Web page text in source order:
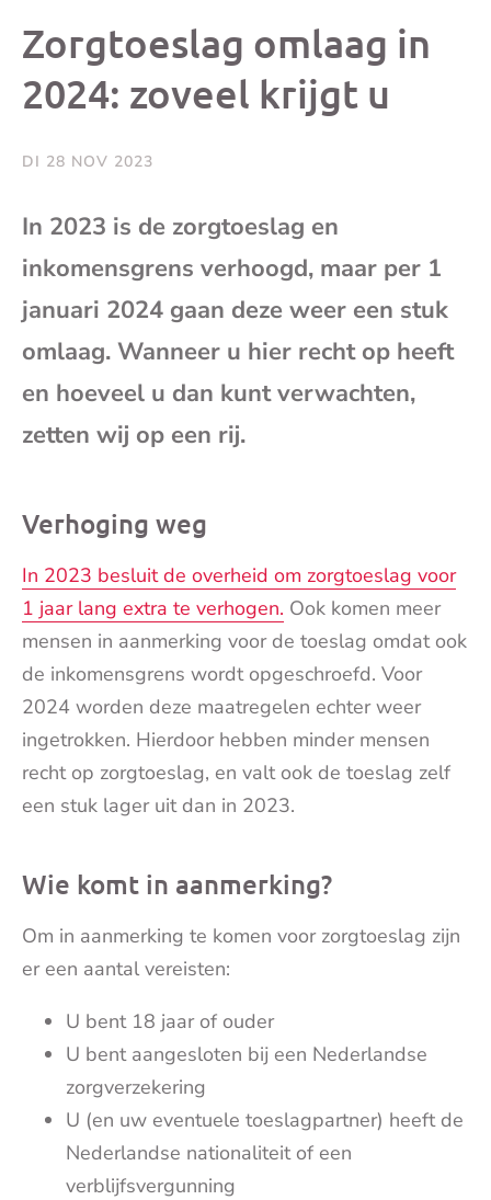
bericht
Zorgtoeslag omlaag in
2024: zoveel krijgt u
DI 28 NOV 2023
In 2023 is de zorgtoeslag en
inkomensgrens verhoogd, maar per 1
januari 2024 gaan deze weer een stuk
omlaag. Wanneer u hier recht op heeft
en hoeveel u dan kunt verwachten,
zetten wij op een rij.
Verhoging weg
In 2023 besluit de overheid om zorgtoeslag voor
1 jaar lang extra te verhogen. Ook komen meer
mensen in aanmerking voor de toeslag omdat ook
de inkomensgrens wordt opgeschroefd. Voor
2024 worden deze maatregelen echter weer
ingetrokken. Hierdoor hebben minder mensen
recht op zorgtoeslag, en valt ook de toeslag zelf
een stuk lager uit dan in 2023.
Wie komt in aanmerking?
Om in aanmerking te komen voor zorgtoeslag zijn
er een aantal vereisten:
U bent 18 jaar of ouder
U bent aangesloten bij een Nederlandse
zorgverzekering
U (en uw eventuele toeslagpartner) heeft de
Nederlandse nationaliteit of een
verblijfsvergunning